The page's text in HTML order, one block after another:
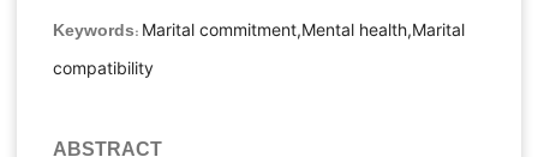
Keywords: Marital commitment,Mental health,Marital
compatibility